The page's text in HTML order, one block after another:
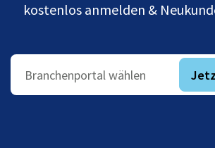
kostenlos anmelden &
Branchenportal wählen